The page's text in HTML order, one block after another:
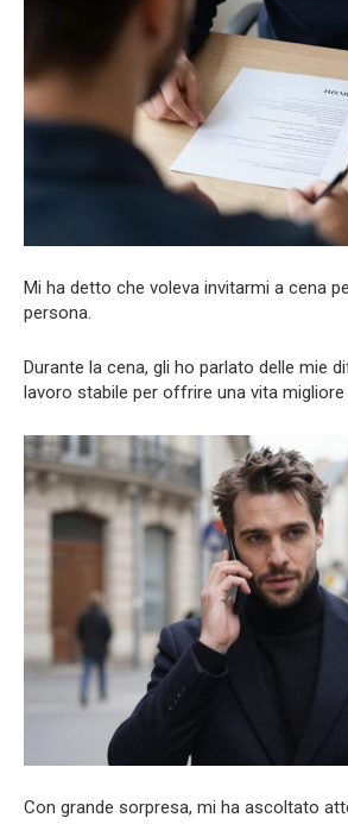
Mi ha detto che voleva invitarmi a cena
persona.
Durante la cena, gli ho parlato delle mie
lavoro stabile per offrire una vita migliore
Con grande sorpresa, mi ha ascoltato